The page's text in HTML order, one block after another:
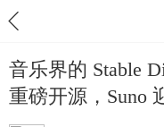
音乐界的 Stable
重磅开源，Suno